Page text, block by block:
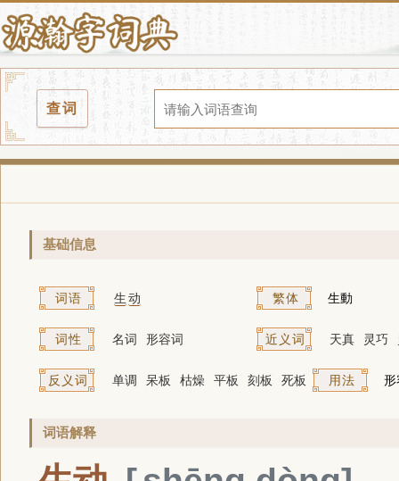
查词
基础信息
词语 生动 繁体 生動
词性 名词 形容词 近义词 天真 灵巧
反义词 单调 呆板 枯燥 平板 刻板 死板 用法 形
词语解释